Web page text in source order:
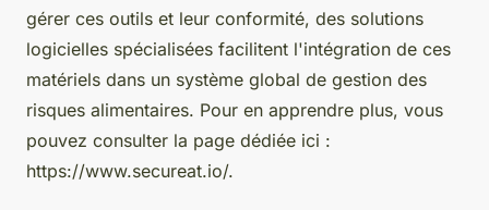
gérer ces outils et leur conformité, des solutions
logicielles spécialisées facilitent l'intégration de ces
matériels dans un système global de gestion des
risques alimentaires. Pour en apprendre plus, vous
pouvez consulter la page dédiée ici :
https://www.secureat.io/.